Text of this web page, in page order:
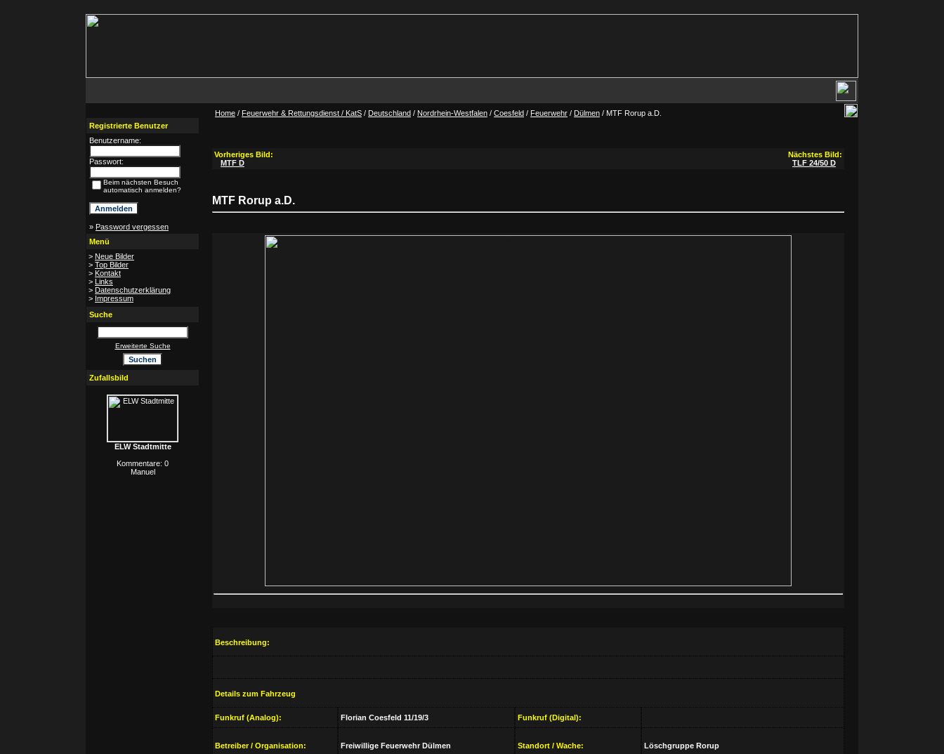
Registrierte Benutzer
Benutzername:
Passwort:
Beim nächsten Besuch
automatisch anmelden?
» Password vergessen
Menü
> Neue Bilder
> Top Bilder
> Kontakt
> Links
> Datenschutzerklärung
> Impressum
Suche
Erweiterte Suche
Zufallsbild
ELW Stadtmitte
Kommentare: 0
Manuel
Home / Feuerwehr & Rettungsdienst / KatS / Deutschland / Nordrhein-Westfalen / Coesfeld / Feuerwehr / Dülmen / MTF Rorup a.D.
Vorheriges Bild:
MTF D
Nächstes Bild:
TLF 24/50 D
MTF Rorup a.D.
Beschreibung:
Details zum Fahrzeug
Funkruf (Analog): Florian Coesfeld 11/19/3 Funkruf (Digital):
Betreiber / Organisation: Freiwillige Feuerwehr Dülmen Standort / Wache: Löschgruppe Rorup